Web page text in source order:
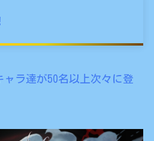
ラ達が50名以上次々に登